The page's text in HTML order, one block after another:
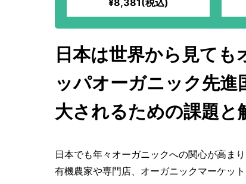
クのバランスのとれた味わい
¥8,381(税込)
日本は世界から見て
ッパオーガニック先
大されるための課題と
日本でも年々オーガニックへの関心が高まり
有機農家や専門店、オーガニックマーケッ